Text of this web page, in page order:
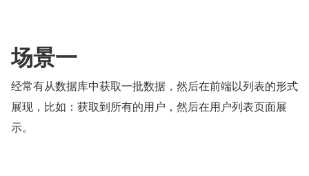
场景一
经常有从数据库中获取一批数据，然后在前端以列表的形式
展现，比如：获取到所有的用户，然后在用户列表页面展
示。